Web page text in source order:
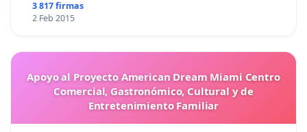
3 817 firmas
2 Feb 2015
Apoyo al Proyecto American Dream Miami Centro
Comercial, Gastronómico, Cultural y de
Entretenimiento Familiar